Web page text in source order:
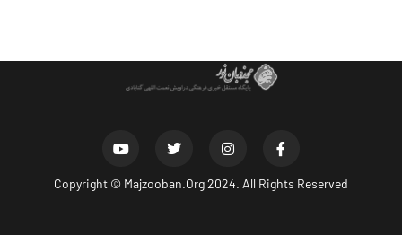
Copyright © Majzooban.Org2024. All Rights Reserved